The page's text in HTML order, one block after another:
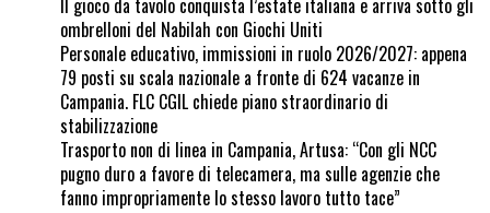
Il gioco da tavolo conquista l’estate italiana e arriva sotto gli
ombrelloni del Nabilah con Giochi Uniti
Personale educativo, immissioni in ruolo 2026/2027: appena
79 posti su scala nazionale a fronte di 624 vacanze in
Campania. FLC CGIL chiede piano straordinario di
stabilizzazione
Trasporto non di linea in Campania, Artusa: “Con gli NCC
pugno duro a favore di telecamera, ma sulle agenzie che
fanno impropriamente lo stesso lavoro tutto tace”